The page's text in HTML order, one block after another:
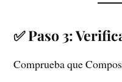
✅ Paso 3:
Comprueba que